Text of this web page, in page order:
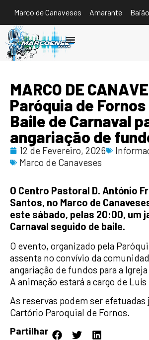
Marco de Canaveses Amarante Baião
Ouvir
MARCO DE
Paróquia de
Baile de Carnaval
angariação de
12 de Fevereiro, 2026
Marco de Canaveses
O Centro Pastoral D. António
Santos, no Marco de
este sábado, pelas 20:00, um
Carnaval seguido de baile.
O evento, organizado pela
assenta no convívio da
angariação de fundos para a
A animação estará a cargo de
As reservas podem ser
Cartório Paroquial de Fornos.
Partilhar